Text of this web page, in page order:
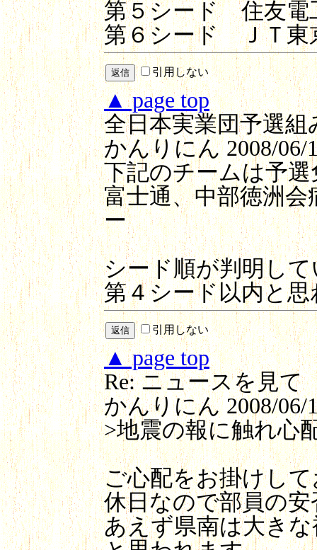
第５シード 住友電
第６シード ＪＴ東
引用しない
▲ page top
全日本実業団予選組
かんりにん2008/06/
下記のチームは予
富士通、中部徳洲
ー
シード順が判明し
第４シード以内と
引用しない
▲ page top
Re: ニュースを見て
かんりにん2008/06/
>地震の報に触れ心
ご心配をお掛けし
休日なので部員の
あえず県南は大き